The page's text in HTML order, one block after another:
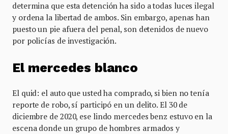
determina que esta detención ha sido a todas luces ilegal
y ordena la libertad de ambos. Sin embargo, apenas han
puesto un pie afuera del penal, son detenidos de nuevo
por policías de investigación.
El mercedes blanco
El quid: el auto que usted ha comprado, si bien no tenía
reporte de robo, sí participó en un delito. El 30 de
diciembre de 2020, ese lindo mercedes benz estuvo en la
escena donde un grupo de hombres armados y